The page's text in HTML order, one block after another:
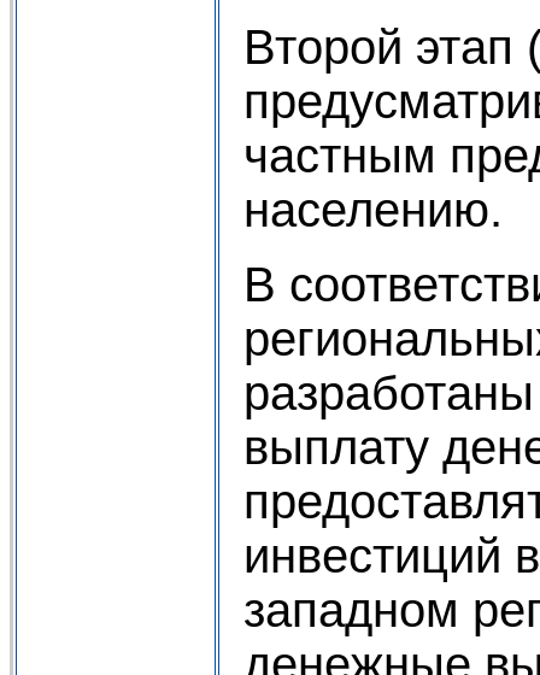
Второй этап
частным
населению.
В
выплату
инвестиций
западном
денежные